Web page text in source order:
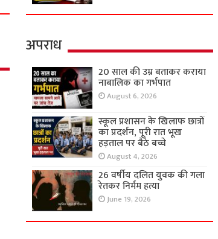
अपराध
20 साल की उम्र बताकर कराया
नाबालिक का गर्भपात
August 6, 2026
स्कूल प्रशासन के खिलाफ छात्रों
का प्रदर्शन, पूरी रात भूख
हड़ताल पर बैठे बच्चे
August 4, 2026
26 वर्षीय दलित युवक की गला
रेतकर निर्मम हत्या
June 19, 2026